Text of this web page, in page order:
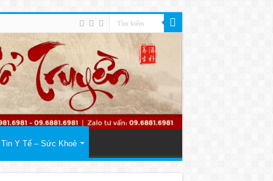
Tin Y Tế – Sức Khoẻ